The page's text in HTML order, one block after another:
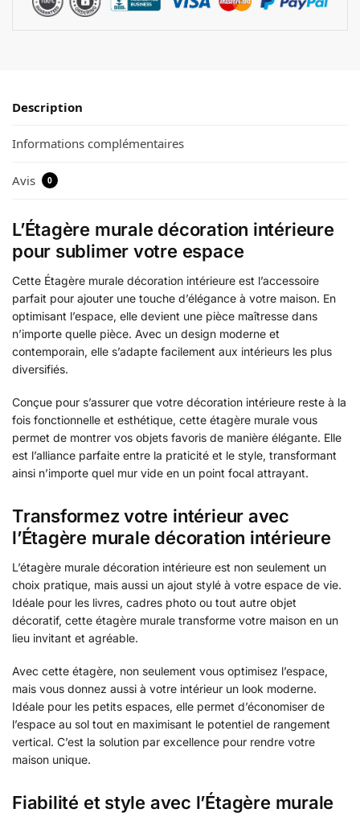
Description
Informations complémentaires
Avis 0
L’Étagère murale décoration intérieure
pour sublimer votre espace
Cette Étagère murale décoration intérieure est l’accessoire
parfait pour ajouter une touche d’élégance à votre maison. En
optimisant l’espace, elle devient une pièce maîtresse dans
n’importe quelle pièce. Avec un design moderne et
contemporain, elle s’adapte facilement aux intérieurs les plus
diversifiés.
Conçue pour s’assurer que votre décoration intérieure reste à la
fois fonctionnelle et esthétique, cette étagère murale vous
permet de montrer vos objets favoris de manière élégante. Elle
est l’alliance parfaite entre la praticité et le style, transformant
ainsi n’importe quel mur vide en un point focal attrayant.
Transformez votre intérieur avec
l’Étagère murale décoration intérieure
L’étagère murale décoration intérieure est non seulement un
choix pratique, mais aussi un ajout stylé à votre espace de vie.
Idéale pour les livres, cadres photo ou tout autre objet
décoratif, cette étagère murale transforme votre maison en un
lieu invitant et agréable.
Avec cette étagère, non seulement vous optimisez l’espace,
mais vous donnez aussi à votre intérieur un look moderne.
Idéale pour les petits espaces, elle permet d’économiser de
l’espace au sol tout en maximisant le potentiel de rangement
vertical. C’est la solution par excellence pour rendre votre
maison unique.
Fiabilité et style avec l’Étagère murale